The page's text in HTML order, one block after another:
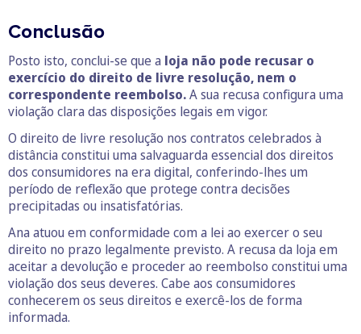
Conclusão
Posto isto, conclui-se que a loja não pode recusar o
exercício do direito de livre resolução, nem o
correspondente reembolso.A sua recusa configura uma
violação clara das disposições legais em vigor.
O direito de livre resolução nos contratos celebrados à
distância constitui uma salvaguarda essencial dos direitos
dos consumidores na era digital, conferindo-lhes um
período de reflexão que protege contra decisões
precipitadas ou insatisfatórias.
Ana atuou em conformidade com a lei ao exercer o seu
direito no prazo legalmente previsto. A recusa da loja em
aceitar a devolução e proceder ao reembolso constitui uma
violação dos seus deveres. Cabe aos consumidores
conhecerem os seus direitos e exercê-los de forma
informada.